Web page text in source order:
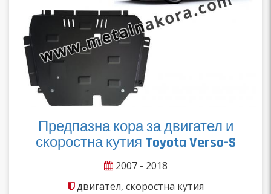
Предпазна кора за двигател и
скоростна кутия Toyota Verso-S
2007 - 2018
двигател, скоростна кутия